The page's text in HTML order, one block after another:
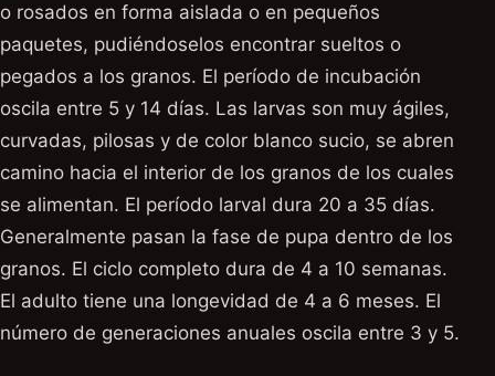
o rosados en forma aislada o en pequeños
paquetes, pudiéndoselos encontrar sueltos o
pegados a los granos. El período de incubación
oscila entre 5 y 14 días. Las larvas son muy ágiles,
curvadas, pilosas y de color blanco sucio, se abren
camino hacia el interior de los granos de los cuales
se alimentan. El período larval dura 20 a 35 días.
Generalmente pasan la fase de pupa dentro de los
granos. El ciclo completo dura de 4 a 10 semanas.
El adulto tiene una longevidad de 4 a 6 meses. El
número de generaciones anuales oscila entre 3 y 5.